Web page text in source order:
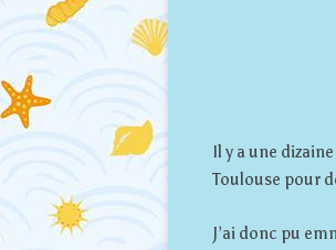
Il y a une
Toulouse pour
J’ai donc pu